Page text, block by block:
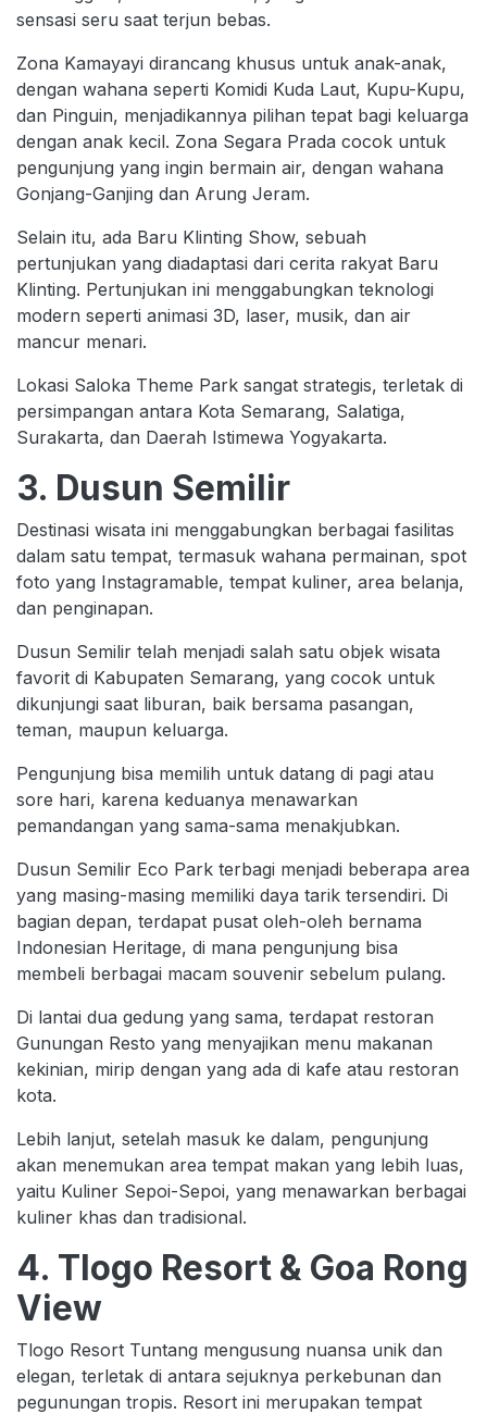
sensasi seru saat terjun bebas.
Zona Kamayayi dirancang khusus untuk anak-anak,
dengan wahana seperti Komidi Kuda Laut, Kupu-Kupu,
dan Pinguin, menjadikannya pilihan tepat bagi keluarga
dengan anak kecil. Zona Segara Prada cocok untuk
pengunjung yang ingin bermain air, dengan wahana
Gonjang-Ganjing dan Arung Jeram.
Selain itu, ada Baru Klinting Show, sebuah
pertunjukan yang diadaptasi dari cerita rakyat Baru
Klinting. Pertunjukan ini menggabungkan teknologi
modern seperti animasi 3D, laser, musik, dan air
mancur menari.
Lokasi Saloka Theme Park sangat strategis, terletak di
persimpangan antara Kota Semarang, Salatiga,
Surakarta, dan Daerah Istimewa Yogyakarta.
3. Dusun Semilir
Destinasi wisata ini menggabungkan berbagai fasilitas
dalam satu tempat, termasuk wahana permainan, spot
foto yang Instagramable, tempat kuliner, area belanja,
dan penginapan.
Dusun Semilir telah menjadi salah satu objek wisata
favorit di Kabupaten Semarang, yang cocok untuk
dikunjungi saat liburan, baik bersama pasangan,
teman, maupun keluarga.
Pengunjung bisa memilih untuk datang di pagi atau
sore hari, karena keduanya menawarkan
pemandangan yang sama-sama menakjubkan.
Dusun Semilir Eco Park terbagi menjadi beberapa area
yang masing-masing memiliki daya tarik tersendiri. Di
bagian depan, terdapat pusat oleh-oleh bernama
Indonesian Heritage, di mana pengunjung bisa
membeli berbagai macam souvenir sebelum pulang.
Di lantai dua gedung yang sama, terdapat restoran
Gunungan Resto yang menyajikan menu makanan
kekinian, mirip dengan yang ada di kafe atau restoran
kota.
Lebih lanjut, setelah masuk ke dalam, pengunjung
akan menemukan area tempat makan yang lebih luas,
yaitu Kuliner Sepoi-Sepoi, yang menawarkan berbagai
kuliner khas dan tradisional.
4. Tlogo Resort & Goa Rong
View
Tlogo Resort Tuntang mengusung nuansa unik dan
elegan, terletak di antara sejuknya perkebunan dan
pegunungan tropis. Resort ini merupakan tempat